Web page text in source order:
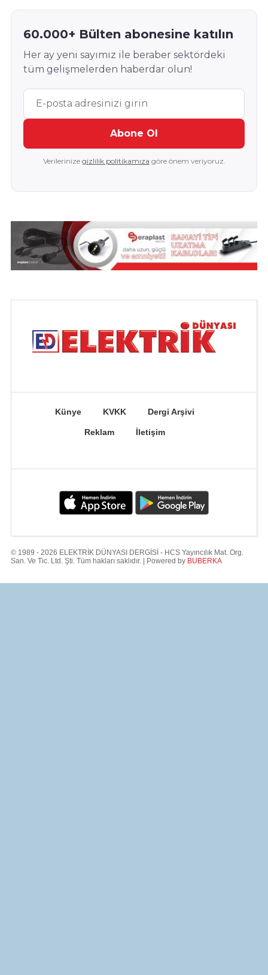
60.000+ Bülten abonesine katılın
Her ay yeni sayımız ile beraber sektördeki
tüm gelişmelerden haberdar olun!
Abone Ol
Verilerinize gizlilik politikamıza göre önem veriyoruz.
Künye KVKK Dergi Arşivi
Reklam İletişim
© 1989 - 2026 ELEKTRİK DÜNYASI DERGİSİ - HCS Yayıncılık Mat. Org.
San. Ve Tic. Ltd. Şti. Tüm hakları saklıdır. | Powered by BUBERKA